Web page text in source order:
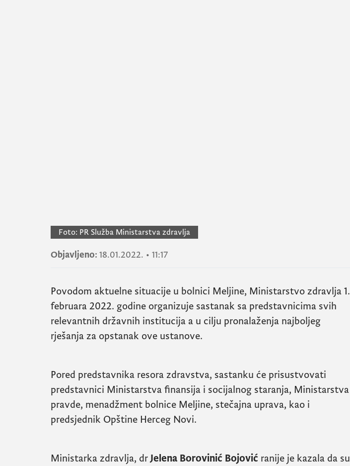
Foto: PR Služba Ministarstva zdravlja
Objavljeno: 18.01.2022. • 11:17
Povodom aktuelne situacije u bolnici Meljine, Ministarstvo zdravlja 1.
februara 2022. godine organizuje sastanak sa predstavnicima svih
relevantnih državnih institucija a u cilju pronalaženja najboljeg
rješanja za opstanak ove ustanove.
Pored predstavnika resora zdravstva, sastanku će prisustvovati
predstavnici Ministarstva finansija i socijalnog staranja, Ministarstva
pravde, menadžment bolnice Meljine, stečajna uprava, kao i
predsjednik Opštine Herceg Novi.
Ministarka zdravlja, drJelena Borovinić Bojović ranije je kazala da su